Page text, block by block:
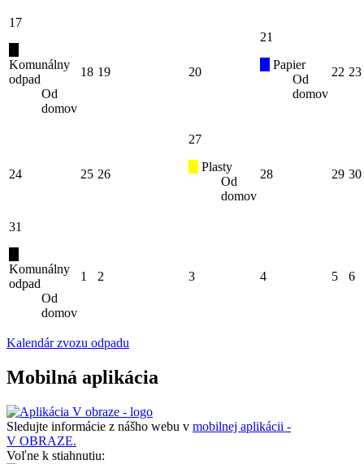
17
Komunálny
odpad
Od
domov
18 19 20
21
Papier
Od
domov
22 23
24 25 26
27
Plasty
Od
domov
28 29 30
31
Komunálny
odpad
Od
domov
1 2 3 4 5 6
Kalendár zvozu odpadu
Mobilná aplikácia
Sledujte informácie z nášho webu v mobilnej aplikácii -
V OBRAZE.
Voľne k stiahnutiu: